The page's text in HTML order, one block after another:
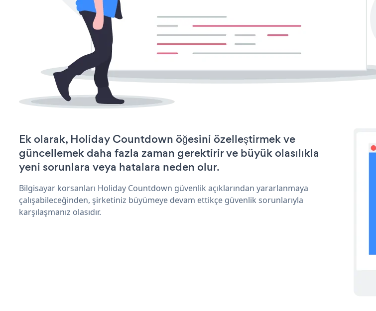
Ek olarak, Holiday Countdown öğesini özelleştirmek ve
güncellemek daha fazla zaman gerektirir ve büyük olasılıkla
yeni sorunlara veya hatalara neden olur.
Bilgisayar korsanları Holiday Countdown güvenlik açıklarından yararlanmaya
çalışabileceğinden, şirketiniz büyümeye devam ettikçe güvenlik sorunlarıyla
karşılaşmanız olasıdır.